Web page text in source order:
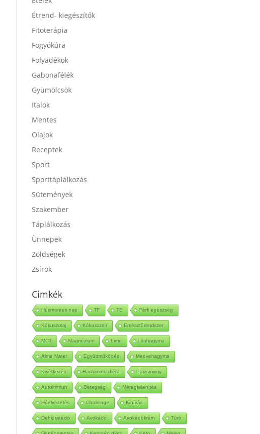
Ételek
Táplálkozás
Cimkék
Húsmentes nap TF TE Férfi egészség
Kókuszolaj Kókuszzsír Emésztőrendszer
MCT Magnézium Lime Lilahagyma
Alma Mater Együttműködés Medvehagyma
Kisétkezés Hashimoto diéta Pajzsmirigy
Autoimmun Betegség Méregtelenítés
Hőelvezetés Challenge Kihívás
Dehidratáció Avokádó Avokádókrém Túró